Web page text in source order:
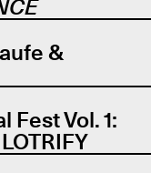
&
Fest Vol. 1: